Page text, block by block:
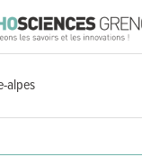
alpes